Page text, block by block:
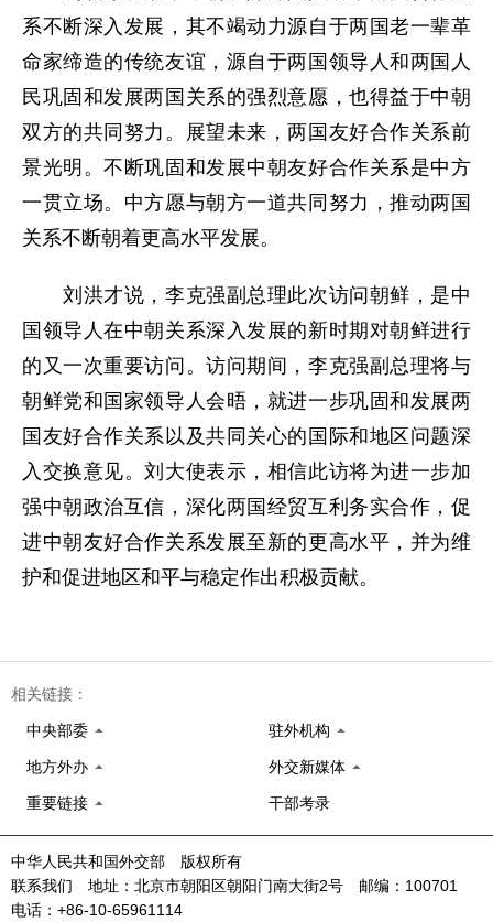
系不断深入发展，其不竭动力源自于两国老一辈革
命家缔造的传统友谊，源自于两国领导人和两国人
民巩固和发展两国关系的强烈意愿，也得益于中朝
双方的共同努力。展望未来，两国友好合作关系前
景光明。不断巩固和发展中朝友好合作关系是中方
一贯立场。中方愿与朝方一道共同努力，推动两国
关系不断朝着更高水平发展。
刘洪才说，李克强副总理此次访问朝鲜，是中
国领导人在中朝关系深入发展的新时期对朝鲜进行
的又一次重要访问。访问期间，李克强副总理将与
朝鲜党和国家领导人会晤，就进一步巩固和发展两
国友好合作关系以及共同关心的国际和地区问题深
入交换意见。刘大使表示，相信此访将为进一步加
强中朝政治互信，深化两国经贸互利务实合作，促
进中朝友好合作关系发展至新的更高水平，并为维
护和促进地区和平与稳定作出积极贡献。
相关链接：
中央部委 驻外机构
地方外办 外交新媒体
重要链接 干部考录
中华人民共和国外交部 版权所有
联系我们 地址：北京市朝阳区朝阳门南大街2号 邮编：100701
电话：+86-10-65961114